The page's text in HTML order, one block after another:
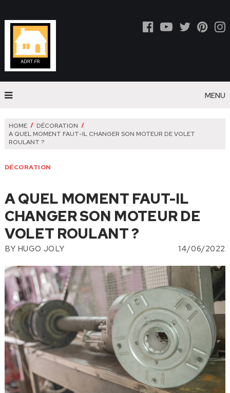
MENU
HOME
DÉCORATION
A QUEL MOMENT FAUT-IL CHANGER SON MOTEUR DE VOLET
ROULANT ?
DÉCORATION
A QUEL MOMENT FAUT-IL
CHANGER SON MOTEUR DE
VOLET ROULANT ?
BY HUGO JOLY 14/06/2022